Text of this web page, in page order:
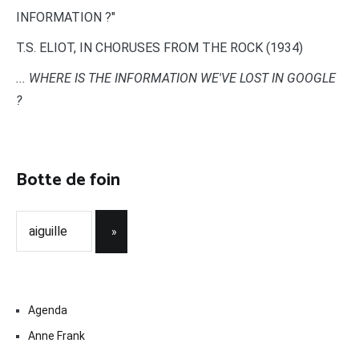
INFORMATION ?"
T.S. ELIOT, IN CHORUSES FROM THE ROCK (1934)
... WHERE IS THE INFORMATION WE'VE LOST IN GOOGLE
?
Botte de foin
Agenda
Anne Frank